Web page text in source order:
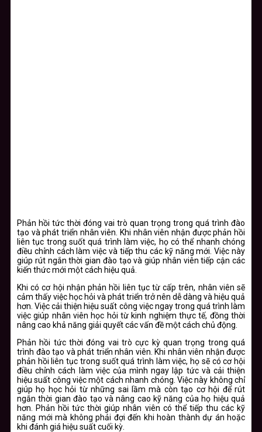
Phản hồi tức thời đóng vai trò quan trọng trong quá trình đào
tạo và phát triển nhân viên. Khi nhân viên nhận được phản hồi
liên tục trong suốt quá trình làm việc, họ có thể nhanh chóng
điều chỉnh cách làm việc và tiếp thu các kỹ năng mới. Việc này
giúp rút ngắn thời gian đào tạo và giúp nhân viên tiếp cận các
kiến thức mới một cách hiệu quả.
Khi có cơ hội nhận phản hồi liên tục từ cấp trên, nhân viên sẽ
cảm thấy việc học hỏi và phát triển trở nên dễ dàng và hiệu quả
hơn. Việc cải thiện hiệu suất công việc ngay trong quá trình làm
việc giúp nhân viên học hỏi từ kinh nghiệm thực tế, đồng thời
nâng cao khả năng giải quyết các vấn đề một cách chủ động.
Phản hồi tức thời đóng vai trò cực kỳ quan trọng trong quá
trình đào tạo và phát triển nhân viên. Khi nhân viên nhận được
phản hồi liên tục trong suốt quá trình làm việc, họ sẽ có cơ hội
điều chỉnh cách làm việc của mình ngay lập tức và cải thiện
hiệu suất công việc một cách nhanh chóng. Việc này không chỉ
giúp họ học hỏi từ những sai lầm mà còn tạo cơ hội để rút
ngắn thời gian đào tạo và nâng cao kỹ năng của họ hiệu quả
hơn. Phản hồi tức thời giúp nhân viên có thể tiếp thu các kỹ
năng mới mà không phải đợi đến khi hoàn thành dự án hoặc
khi đánh giá hiệu suất cuối kỳ.